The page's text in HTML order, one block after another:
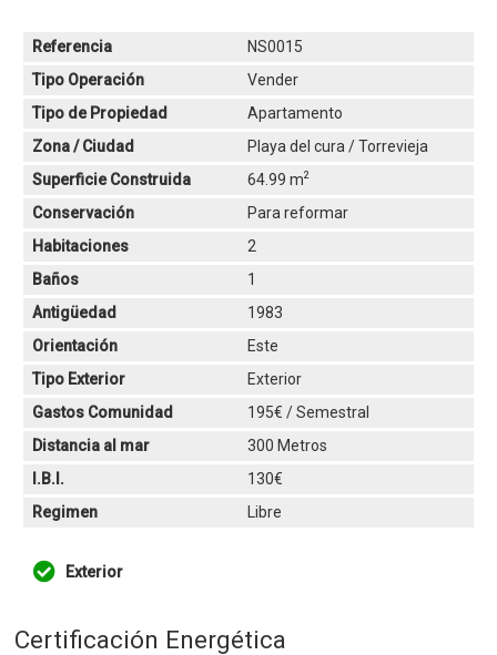
Referencia
NS0015
Tipo Operación
Vender
Tipo de Propiedad
Apartamento
Zona / Ciudad
Playa del cura / Torrevieja
Superficie Construida
64.99 m2
Conservación
Para reformar
Habitaciones
2
Baños
1
Antigüedad
1983
Orientación
Este
Tipo Exterior
Exterior
Gastos Comunidad
195€ / Semestral
Distancia al mar
300 Metros
I.B.I.
130€
Regimen
Libre
Exterior
Certificación Energética